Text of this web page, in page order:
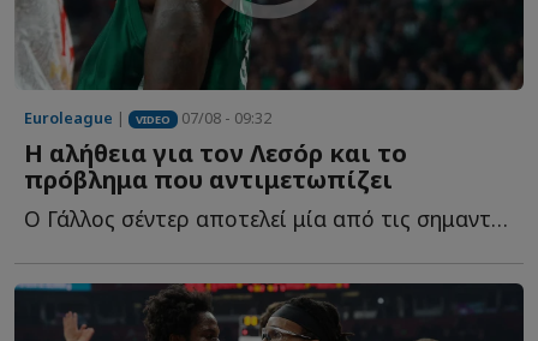
Euroleague | VIDEO 07/08 - 09:32
Η αλήθεια για τον Λεσόρ και το
πρόβλημα που αντιμετωπίζει
Ο Γάλλος σέντερ αποτελεί μία από τις σημαντικότερες μ...